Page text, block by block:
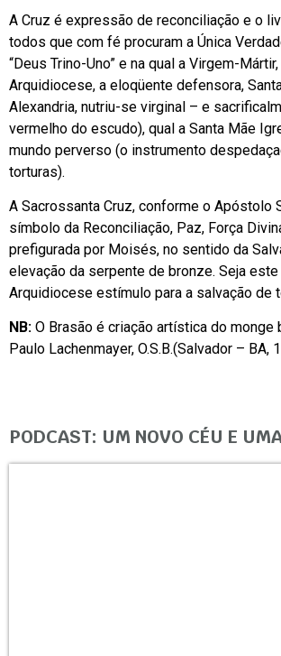
A Cruz é expressão de reconciliação e o
todos que com fé procuram a Única
“Deus Trino-Uno” e na qual a Virgem-
Arquidiocese, a eloqüente defensora,
Alexandria, nutriu-se virginal – e
vermelho do escudo), qual a Santa Mãe
mundo perverso (o instrumento
torturas).
A Sacrossanta Cruz, conforme o Apóstolo
símbolo da Reconciliação, Paz, Força
prefigurada por Moisés, no sentido da
elevação da serpente de bronze. Seja
Arquidiocese estímulo para a salvação de
NB: O Brasão é criação artística do monge
Paulo Lachenmayer, O.S.B.(Salvador – BA,
PODCAST: UM NOVO CÉU E